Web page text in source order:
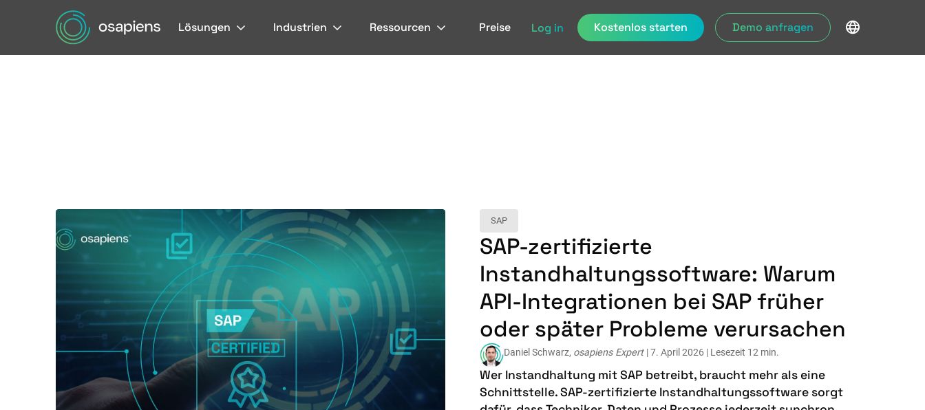
Lösungen Industrien Ressourcen Preise Log in Kostenlos starten Demo anfragen
SAP
SAP-zertifizierte
Instandhaltungssoftware: Warum
API-Integrationen bei SAP früher
oder später Probleme verursachen
Daniel Schwarz, osapiens Expert | 7. April 2026 | Lesezeit 12 min.
Wer Instandhaltung mit SAP betreibt, braucht mehr als eine
Schnittstelle. SAP-zertifizierte Instandhaltungssoftware sorgt